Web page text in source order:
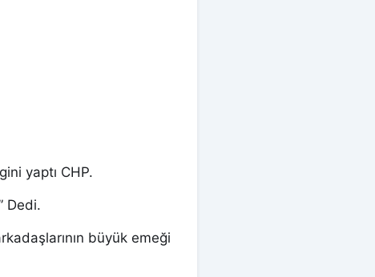
yaptı CHP.
Dedi.
büyük emeği